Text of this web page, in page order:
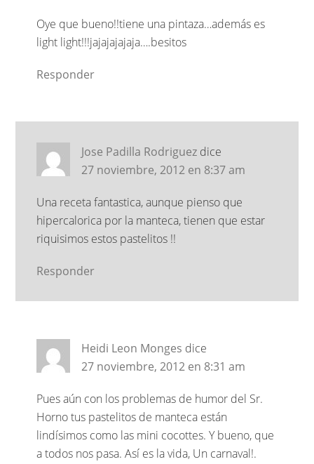
Oye que bueno!!tiene una pintaza…además es
light light!!!jajajajajaja….besitos
Responder
Jose Padilla Rodriguez dice
27 noviembre, 2012 en 8:37 am
Una receta fantastica, aunque pienso que
hipercalorica por la manteca, tienen que estar
riquisimos estos pastelitos !!
Responder
Heidi Leon Monges dice
27 noviembre, 2012 en 8:31 am
Pues aún con los problemas de humor del Sr.
Horno tus pastelitos de manteca están
lindísimos como las mini cocottes. Y bueno, que
a todos nos pasa. Así es la vida, Un carnaval!.